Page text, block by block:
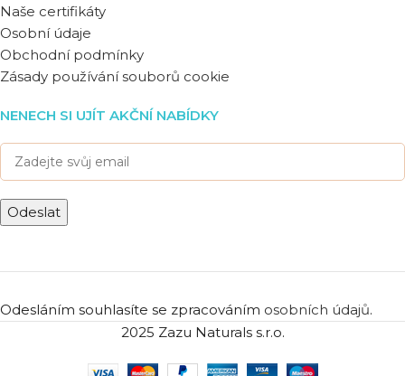
Naše certifikáty
Osobní údaje
Obchodní podmínky
Zásady používání souborů cookie
NENECH SI UJÍT AKČNÍ NABÍDKY
Odesláním souhlasíte se zpracováním osobních údajů.
2025 Zazu Naturals s.r.o.